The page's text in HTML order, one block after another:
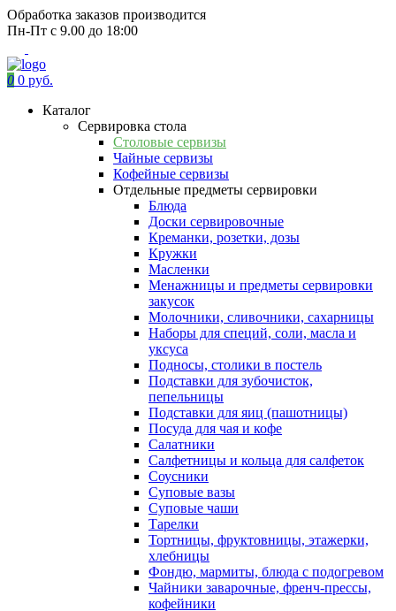
Обработка заказов производится
Пн-Пт с 9.00 до 18:00
0 0 руб.
Каталог
Сервировка стола
Столовые сервизы
Чайные сервизы
Кофейные сервизы
Отдельные предметы сервировки
Блюда
Доски сервировочные
Креманки, розетки, дозы
Кружки
Масленки
Менажницы и предметы сервировки
закусок
Молочники, сливочники, сахарницы
Наборы для специй, соли, масла и
уксуса
Подносы, столики в постель
Подставки для зубочисток,
пепельницы
Подставки для яиц (пашотницы)
Посуда для чая и кофе
Салатники
Салфетницы и кольца для салфеток
Соусники
Суповые вазы
Суповые чаши
Тарелки
Тортницы, фруктовницы, этажерки,
хлебницы
Фондю, мармиты, блюда с подогревом
Чайники заварочные, френч-прессы,
кофейники